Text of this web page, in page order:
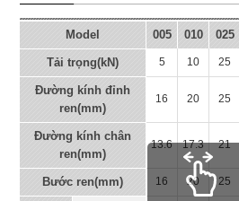
Model 005 010 025
Tải trọng(kN) 5 10 25
Đường kính đỉnh
ren(mm)
16 20 25
Đường kính chân
ren(mm)
13.6 17.3 21
Bước ren(mm) 16 20 25